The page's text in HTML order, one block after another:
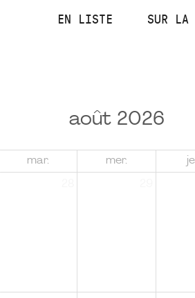
EN LISTE SUR LA
août 2026
mar. mer.